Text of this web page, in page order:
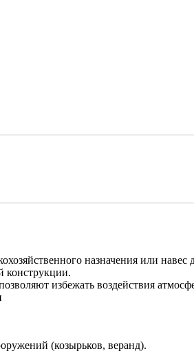
назначения или
конструкции.
избежать воздействия
(козырьков, веранд).